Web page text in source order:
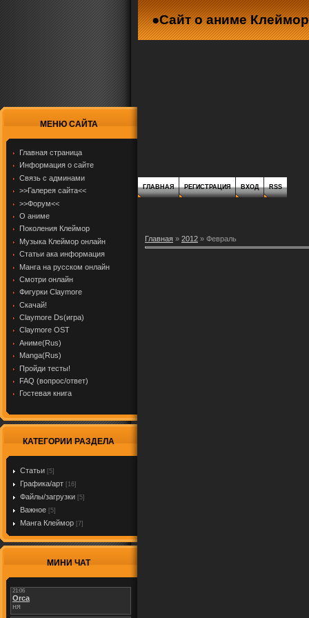
МЕНЮ САЙТА
Главная страница
Информация о сайте
Связь с админами
>>Галерея сайта<<
>>Форум<<
О аниме
Поколения Клеймор
Музыка Клеймор онлайн
Статьи ака информация
Манга на русском онлайн
Смотри онлайн
Фигурки Claymore
Скачай!
Claymore Ds(игра)
Claymore OST
Аниме(Rus)
Manga(Rus)
Пройди тесты!
FAQ (вопрос/ответ)
Гостевая книга
КАТЕГОРИИ РАЗДЕЛА
Cтатьи [5]
Графика/арт [16]
Файлы/загрузки [5]
Важное [5]
Манга Клеймор [7]
МИНИ ЧАТ
●Сайт о аниме
ГЛАВНАЯ РЕГИСТРАЦИЯ ВХОД RSS
Главная » 2012 » Февраль